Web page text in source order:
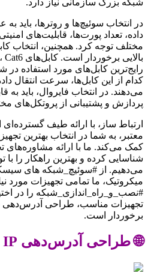
شبکه بزرگ سازمانی نیاز دارد.
در انتخاب سوئیچ‌ها و روترها، باید
داده، تعداد پورت‌ها، قابلیت‌های
مختلف توجه کرد. همچنین، انتخاب
رایج‌ترین کابل‌های مورد استفاده در
کدام از این کابل‌ها، سرعت انتقال
می‌دهند. در انتخاب فایروال، باید
پردازش و پشتیبانی از پروتکل‌های
ارتباط ساز، با ارائه طیف
معتبر، به شما در انتخاب بهترین
کمک می‌کند. ما با ارائه مشاوره‌های
شناسایی کرده و بهترین راهکار را با
می‌دهیم. از #سوئیچ_شبکه های
میکروتیک، ما تمامی تجهیزات مورد
#نصب_و_راه_اندازی_شبکه را در
تجهیزات مناسب، طراحی آدرس‌دهی
برخوردار است.
🌐 طراحی آدرس‌دهی IP شبکه